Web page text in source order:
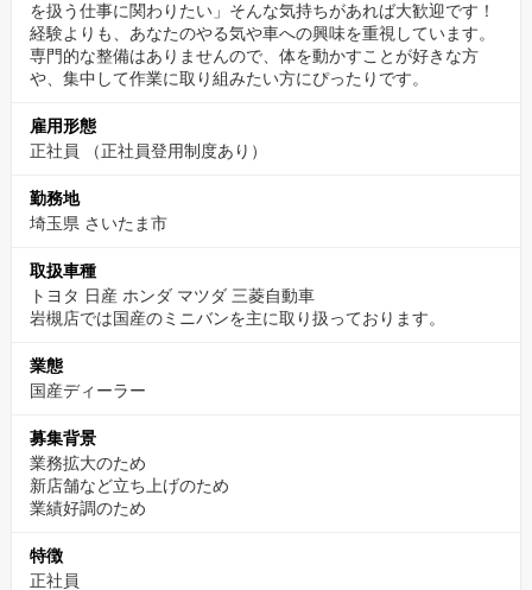
ちに、自然と技術も身につき、自分の成長を実感できます。
「最初より早く、きれいに仕上げられるようになった！」
そんな喜びを日々味わえるのも、この仕事ならでは。
れます！
未経験OK！丁寧な指導で安心スタート！
車両管理の仕事が初めてでも、まったく問題ありません。
多くのスタッフが未経験からのスタートで活躍しています。
入社後は先輩スタッフが丁寧に仕事を教えてくれるので、安心し
て始めることができます。
撮影や磨きなど、徐々にスキルアップしていける流れです。
ますよ。
「手を動かす仕事が好き」「一人で黙々と集中したい」
そんな方にとって、ぴったりの環境がここにあります。
スタートアップから会社を発展させていけるメンバー
を募集！
を扱う仕事に関わりたい」そんな気持ちがあれば大歓迎です！
経験よりも、あなたのやる気や車への興味を重視しています。
専門的な整備はありませんので、体を動かすことが好きな方
や、集中して作業に取り組みたい方にぴったりです。
雇用形態
正社員 （正社員登用制度あり）
勤務地
埼玉県 さいたま市
取扱車種
トヨタ 日産 ホンダ マツダ 三菱自動車
岩槻店では国産のミニバンを主に取り扱っております。
業態
国産ディーラー
募集背景
業務拡大のため
新店舗など立ち上げのため
業績好調のため
特徴
正社員